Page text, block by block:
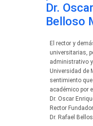
Dr.
Belloso
El rector y
universitarias,
administrativo
Universidad de
sentimiento
académico por
Dr. Oscar
Rector
Dr. Rafael